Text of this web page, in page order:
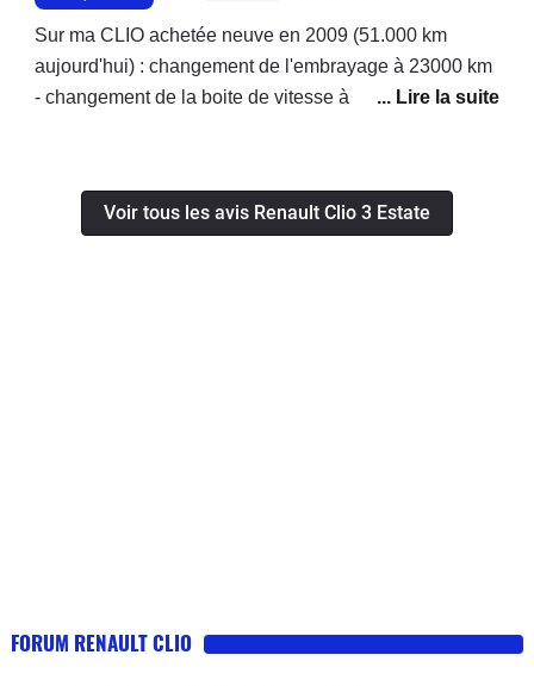
Sur ma CLIO achetée neuve en 2009 (51.000 km
aujourd'hui) : changement de l'embrayage à 23000 km
- changement de la boite de vitesse à 49500 km.j'ai le
emmenés à plus de 100000 km avant de les revendre.
Je pense que RENAULT m'a vendu une voiture
Voir tous les avis Renault Clio 3 Estate
FORUM RENAULT CLIO